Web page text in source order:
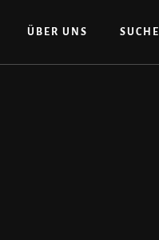
ÜBER UNS SUCHE